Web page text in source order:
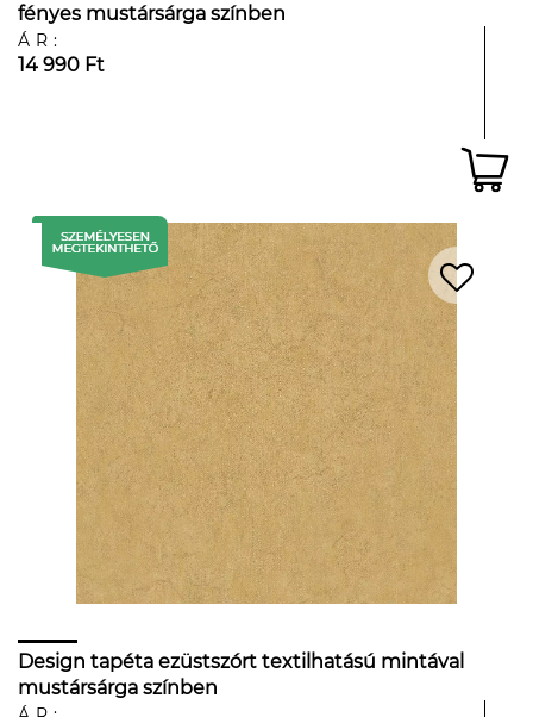
fényes mustársárga színben
ÁR:
14 990 Ft
Design tapéta ezüstszórt textilhatású mintával
mustársárga színben